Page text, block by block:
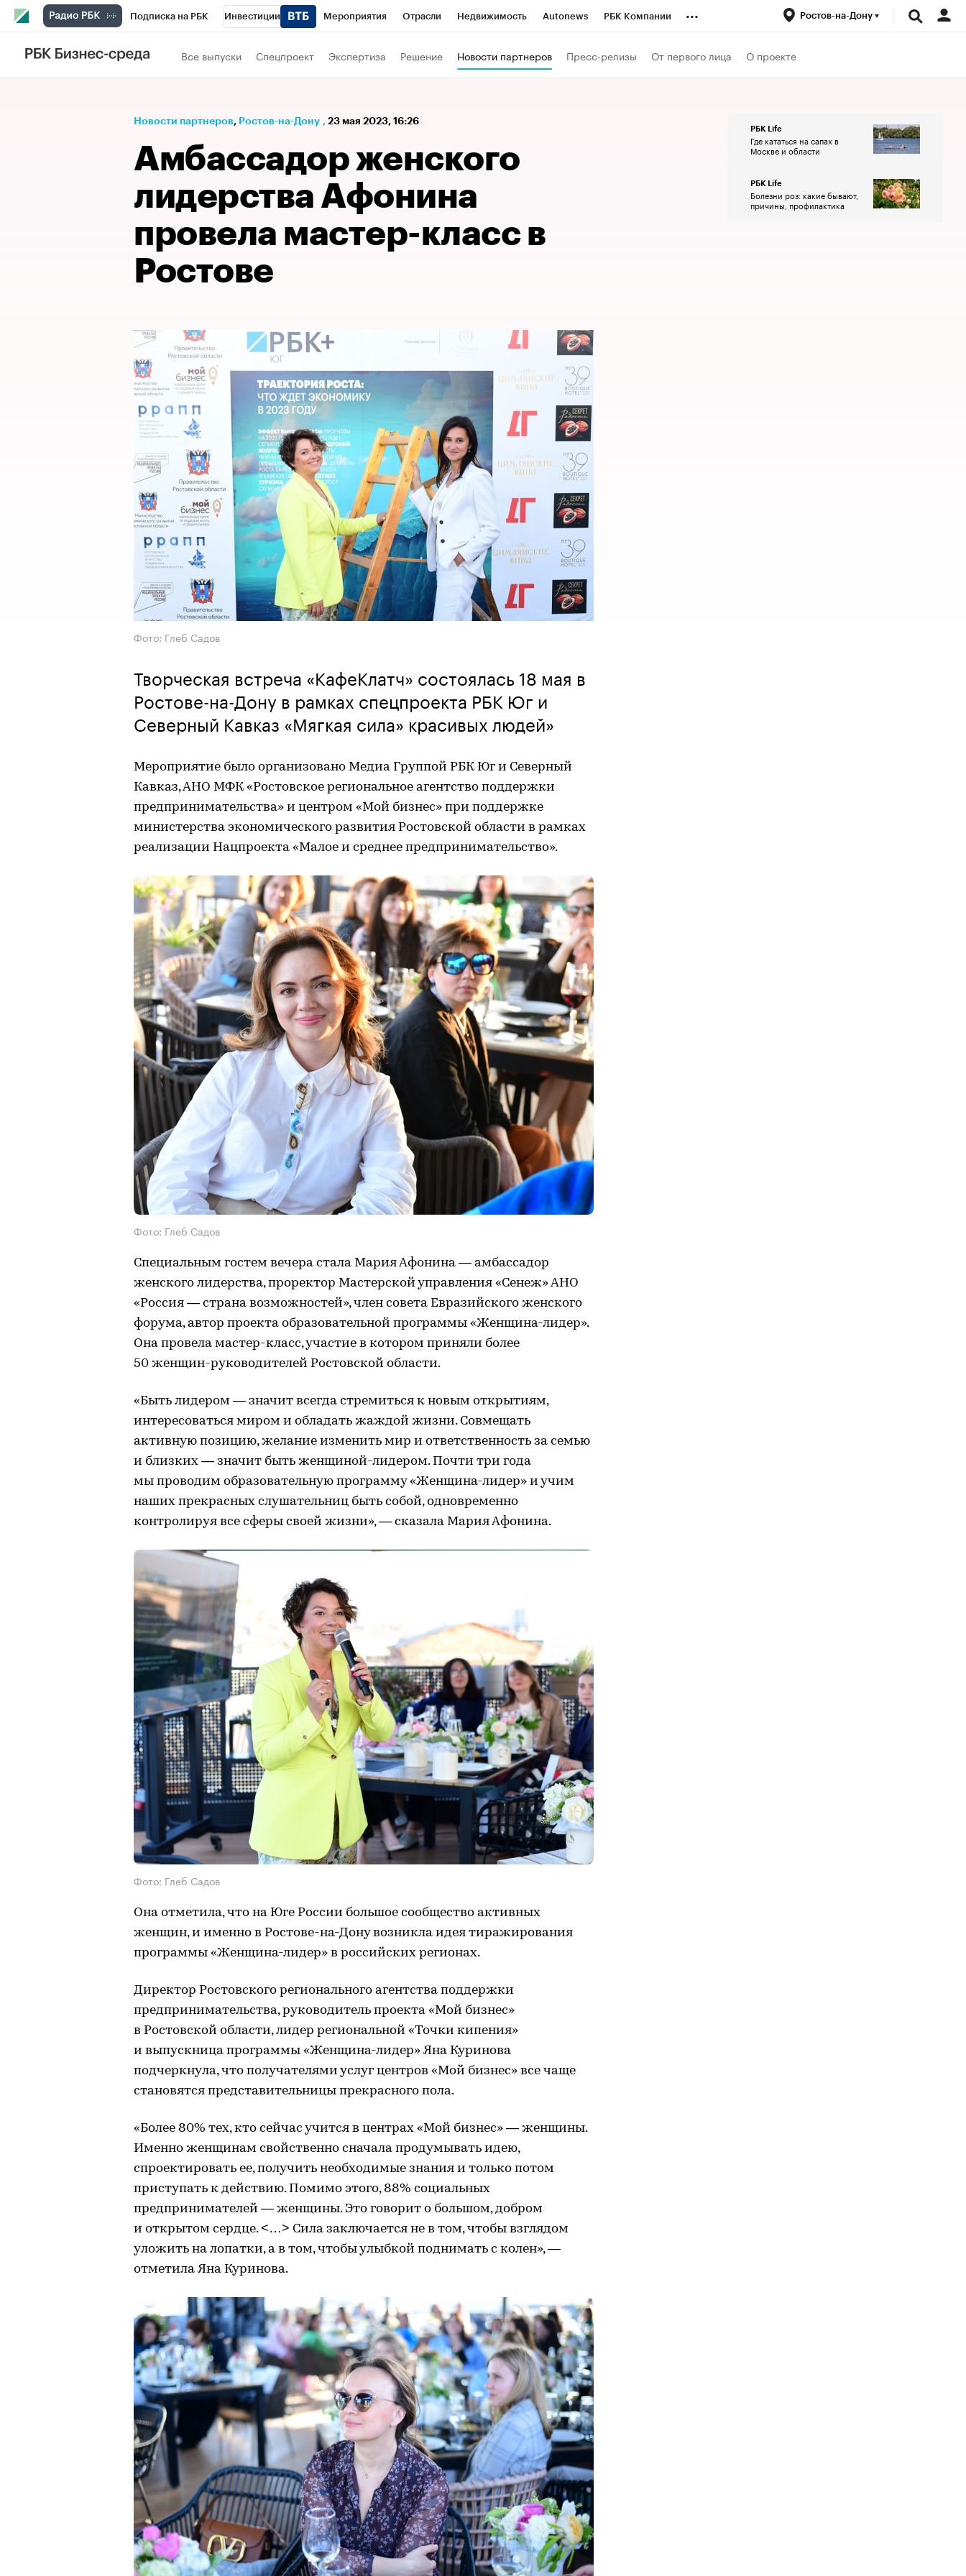
Подписка на РБК Инвестиции Мероприятия Отрасли Недвижимость Autonews РБК Компании
Телеканал
Спецпроекты
... Ростов-на-Дону
Все выпуски Спецпроект Экспертиза Решение Новости партнеров Пресс-релизы От первого лица О проекте
Новости партнеров⁠, Ростов-на-Дону , 23 мая 2023, 16:26
Амбассадор женского
лидерства Афонина
провела мастер-класс в
Ростове
Фото: Глеб Садов
Творческая встреча «КафеКлатч» состоялась 18 мая в
Ростове-на-Дону в рамках спецпроекта РБК Юг и
Северный Кавказ «Мягкая сила» красивых людей»
Мероприятие было организовано Медиа Группой РБК Юг и Северный
Кавказ, АНО МФК «Ростовское региональное агентство поддержки
предпринимательства» и центром «Мой бизнес» при поддержке
министерства экономического развития Ростовской области в рамках
реализации Нацпроекта «Малое и среднее предпринимательство».
Фото: Глеб Садов
Специальным гостем вечера стала Мария Афонина — амбассадор
женского лидерства, проректор Мастерской управления «Сенеж» АНО
«Россия — страна возможностей», член совета Евразийского женского
форума, автор проекта образовательной программы «Женщина-лидер».
Она провела мастер-класс, участие в котором приняли более
50 женщин-руководителей Ростовской области.
«Быть лидером — значит всегда стремиться к новым открытиям,
интересоваться миром и обладать жаждой жизни. Совмещать
активную позицию, желание изменить мир и ответственность за семью
и близких — значит быть женщиной-лидером. Почти три года
мы проводим образовательную программу «Женщина-лидер» и учим
наших прекрасных слушательниц быть собой, одновременно
контролируя все сферы своей жизни», — сказала Мария Афонина.
Фото: Глеб Садов
Она отметила, что на Юге России большое сообщество активных
женщин, и именно в Ростове-на-Дону возникла идея тиражирования
программы «Женщина-лидер» в российских регионах.
Директор Ростовского регионального агентства поддержки
предпринимательства, руководитель проекта «Мой бизнес»
в Ростовской области, лидер региональной «Точки кипения»
и выпускница программы «Женщина-лидер» Яна Куринова
подчеркнула, что получателями услуг центров «Мой бизнес» все чаще
становятся представительницы прекрасного пола.
«Более 80% тех, кто сейчас учится в центрах «Мой бизнес» — женщины.
Именно женщинам свойственно сначала продумывать идею,
спроектировать ее, получить необходимые знания и только потом
приступать к действию. Помимо этого, 88% социальных
предпринимателей — женщины. Это говорит о большом, добром
и открытом сердце. ˂…˃ Сила заключается не в том, чтобы взглядом
уложить на лопатки, а в том, чтобы улыбкой поднимать с колен», —
отметила Яна Куринова.
РБК Life
Где кататься на сапах в
Москве и области
РБК Life
Болезни роз: какие бывают,
причины, профилактика